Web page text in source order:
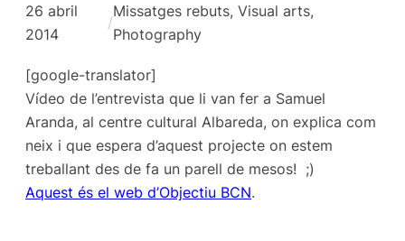
26 abril
2014
/
Missatges rebuts, Visual arts,
Photography
[google-translator]
Vídeo de l’entrevista que li van fer a Samuel
Aranda, al centre cultural Albareda, on explica com
neix i que espera d’aquest projecte on estem
treballant des de fa un parell de mesos! ;)
Aquest és el web d’Objectiu BCN.